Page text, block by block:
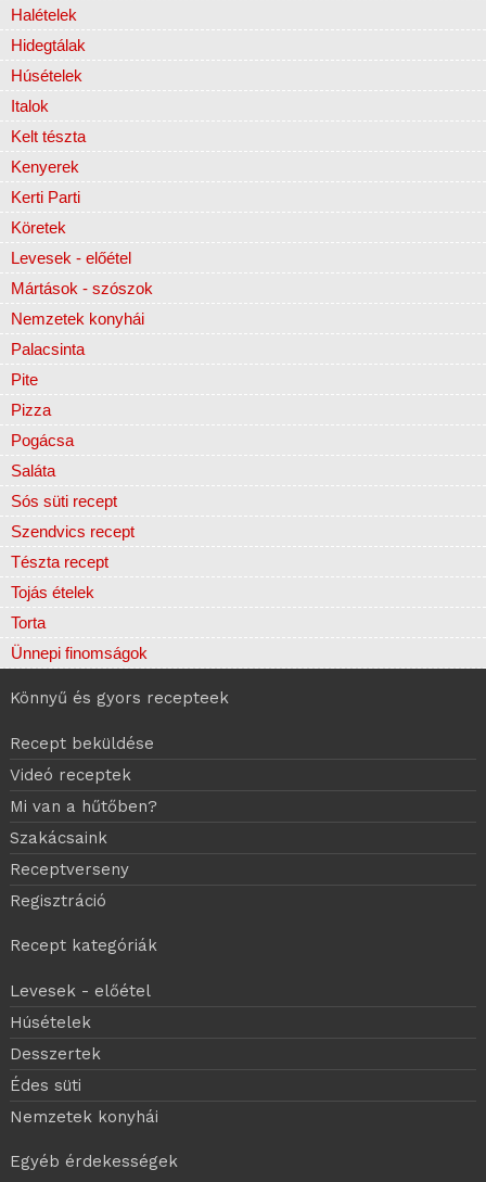
Halételek
Hidegtálak
Húsételek
Italok
Kelt tészta
Kenyerek
Kerti Parti
Köretek
Levesek - előétel
Mártások - szószok
Nemzetek konyhái
Palacsinta
Pite
Pizza
Pogácsa
Saláta
Sós süti recept
Szendvics recept
Tészta recept
Tojás ételek
Torta
Ünnepi finomságok
Könnyű és gyors recepteek
Recept beküldése
Videó receptek
Mi van a hűtőben?
Szakácsaink
Receptverseny
Regisztráció
Recept kategóriák
Levesek - előétel
Húsételek
Desszertek
Édes süti
Nemzetek konyhái
Egyéb érdekességek